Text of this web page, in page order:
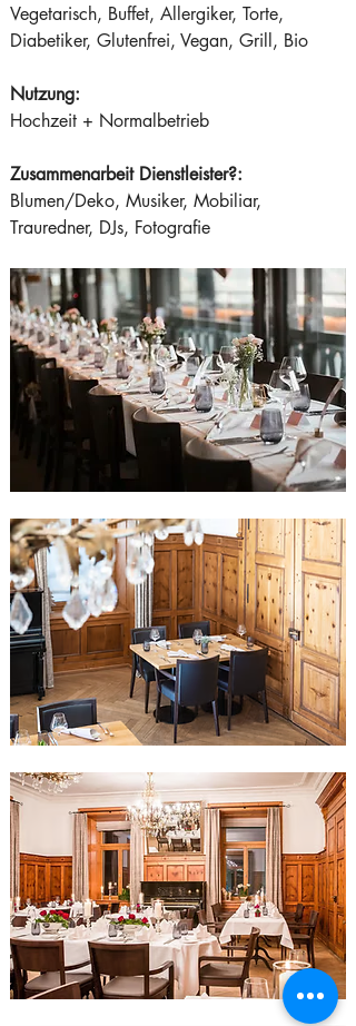
Vegetarisch, Buffet, Allergiker, Torte,
Diabetiker, Glutenfrei, Vegan, Grill, Bio
Nutzung:
Hochzeit + Normalbetrieb
Zusammenarbeit Dienstleister?:
Blumen/Deko, Musiker, Mobiliar,
Trauredner, DJs, Fotografie